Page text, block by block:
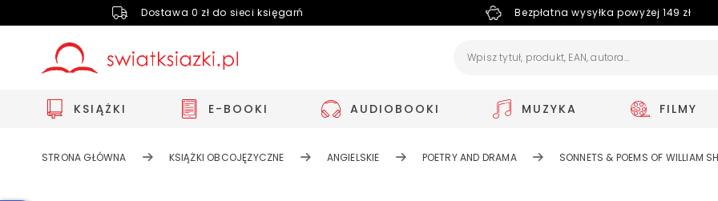
Dostawa 0 zł do sieci księgarń Bezpłatna wysyłka powyżej 149 zł
KSIĄŻKI E-BOOKI AUDIOBOOKI MUZYKA FILMY
STRONA GŁÓWNA KSIĄŻKI OBCOJĘZYCZNE ANGIELSKIE POETRY AND DRAMA SONNETS & POEMS OF WILLIAM